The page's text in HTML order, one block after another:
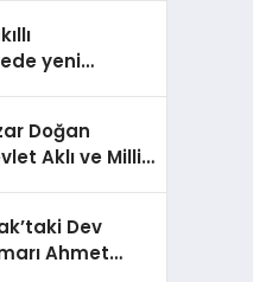
yeni
Doğan
Aklı ve Milli
Dev
Ahmet